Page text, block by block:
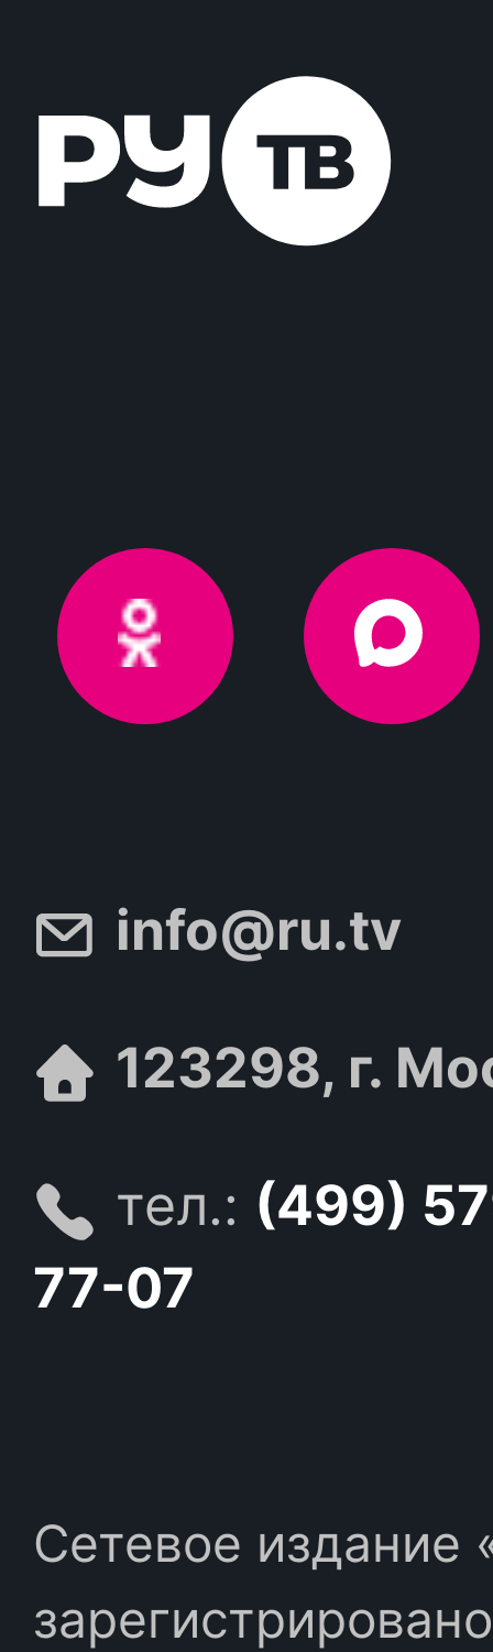
info@ru.tv
123298, г.
тел.: (499)
77-07
Сетевое издание